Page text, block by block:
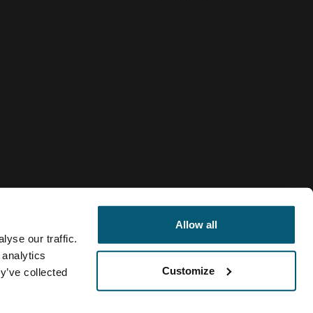
our traffic.
collected
Allow all
Customize
de cookies Configuración de cookies Current market/